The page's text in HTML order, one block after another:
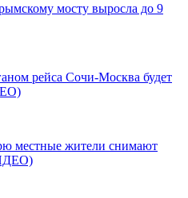
мосту выросла до 9
рейса Сочи-Москва будет
местные жители снимают